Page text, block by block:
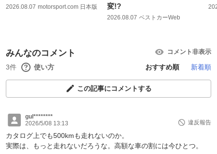
2026.08.07 motorsport.com 日本版
変!?
2026.08.07 ベストカーWeb
みんなのコメント コメント非表示
3件 使い方 おすすめ順 新着順
この記事にコメントする
gul********
2026/5/08 13:13
違反報告
カタログ上でも500kmも走れないのか。
実際は、もっと走れないだろうな。高額な車の割には今ひとつ。